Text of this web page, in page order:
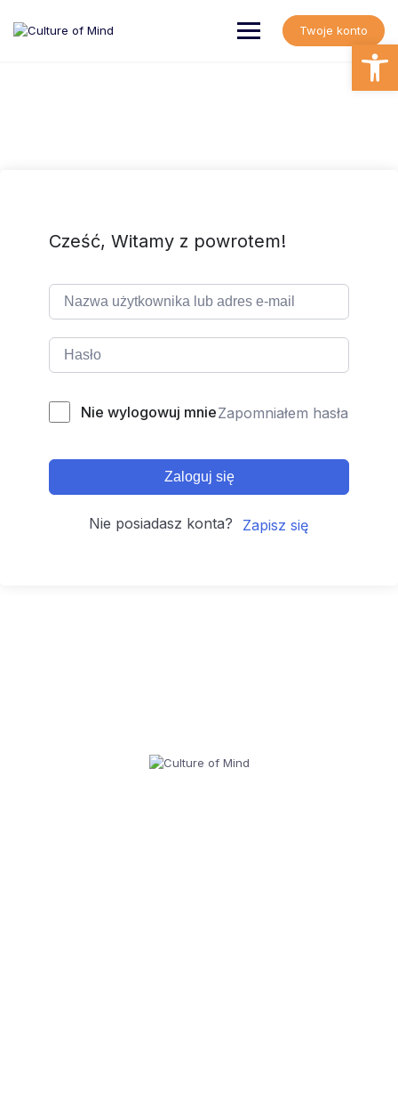
content
Twoje konto
Cześć, Witamy z powrotem!
Nie wylogowuj mnieZapomniałem hasła
Zaloguj się
Nie posiadasz konta? Zapisz się